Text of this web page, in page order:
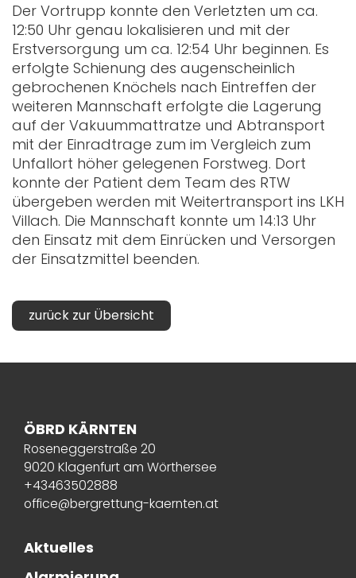
Der Vortrupp konnte den Verletzten um ca.
12:50 Uhr genau lokalisieren und mit der
Erstversorgung um ca. 12:54 Uhr beginnen. Es
erfolgte Schienung des augenscheinlich
gebrochenen Knöchels nach Eintreffen der
weiteren Mannschaft erfolgte die Lagerung
auf der Vakuummattratze und Abtransport
mit der Einradtrage zum im Vergleich zum
Unfallort höher gelegenen Forstweg. Dort
konnte der Patient dem Team des RTW
übergeben werden mit Weitertransport ins LKH
Villach. Die Mannschaft konnte um 14:13 Uhr
den Einsatz mit dem Einrücken und Versorgen
der Einsatzmittel beenden.
zurück zur Übersicht
ÖBRD KÄRNTEN
Roseneggerstraße 20
9020 Klagenfurt am Wörthersee
+43463502888
office@bergrettung-kaernten.at
Aktuelles